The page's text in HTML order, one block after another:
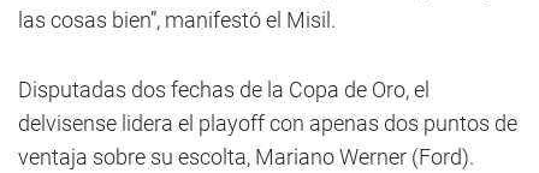
las cosas bien”, manifestó el Misil.
Disputadas dos fechas de la Copa de Oro, el
delvisense lidera el playoff con apenas dos puntos de
ventaja sobre su escolta, Mariano Werner (Ford).